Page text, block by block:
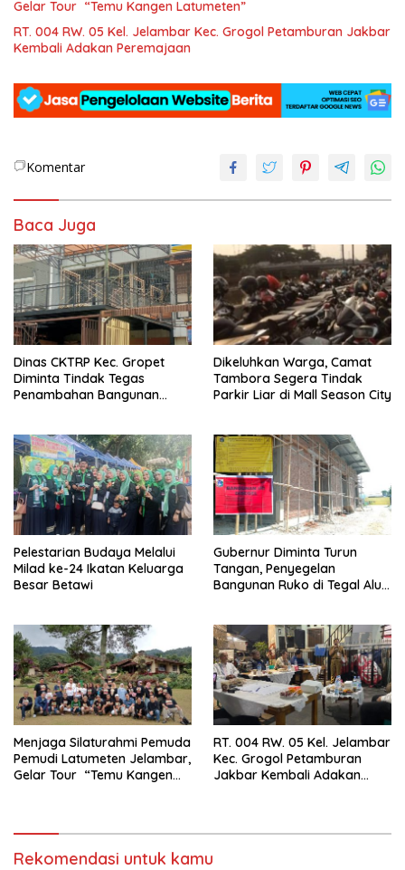
Gelar Tour “Temu Kangen Latumeten”
RT. 004 RW. 05 Kel. Jelambar Kec. Grogol Petamburan Jakbar
Kembali Adakan Peremajaan
Komentar
Baca Juga
Dinas CKTRP Kec. Gropet
Diminta Tindak Tegas
Penambahan Bangunan
Dikeluhkan Warga, Camat
Tambora Segera Tindak
Parkir Liar di Mall Season City
Pelestarian Budaya Melalui
Milad ke-24 Ikatan Keluarga
Besar Betawi
Gubernur Diminta Turun
Tangan, Penyegelan
Bangunan Ruko di Tegal Alur
Menjaga Silaturahmi Pemuda
Pemudi Latumeten Jelambar,
Gelar Tour “Temu Kangen
RT. 004 RW. 05 Kel. Jelambar
Kec. Grogol Petamburan
Jakbar Kembali Adakan
Rekomendasi untuk kamu